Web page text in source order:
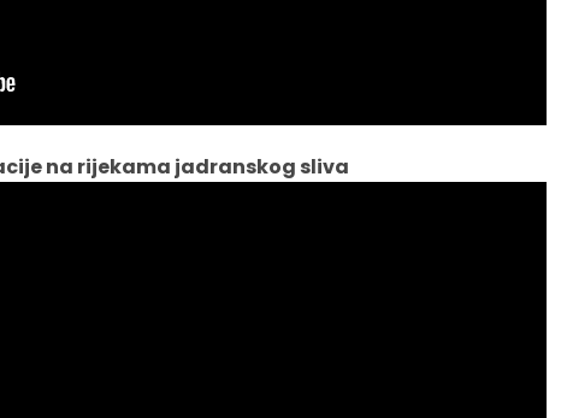
na rijekama jadranskog sliva